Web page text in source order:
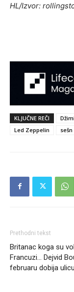
HL/Izvor:
KLJUČNE REČI
Led Zeppelin
Prethodni tekst
Britanac koga su
Francuzi… Dejvid
februaru dobija